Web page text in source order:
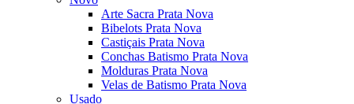
Arte Sacra Prata Nova
Bibelots Prata Nova
Castiçais Prata Nova
Conchas Batismo Prata Nova
Molduras Prata Nova
Velas de Batismo Prata Nova
Usado